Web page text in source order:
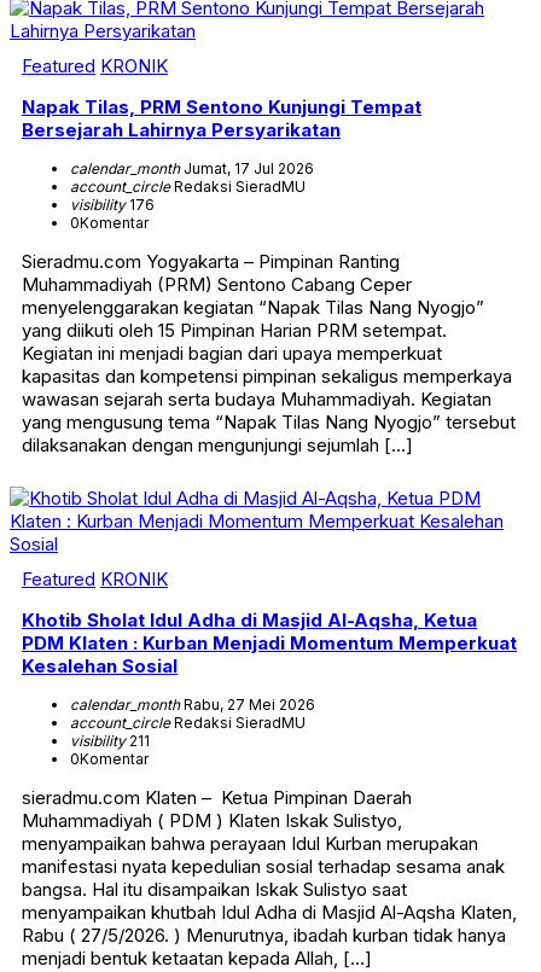
Featured KRONIK
Napak Tilas, PRM Sentono Kunjungi Tempat
Bersejarah Lahirnya Persyarikatan
calendar_monthJumat, 17 Jul 2026
account_circleRedaksi SieradMU
visibility176
0Komentar
Sieradmu.com Yogyakarta – Pimpinan Ranting
Muhammadiyah (PRM) Sentono Cabang Ceper
menyelenggarakan kegiatan “Napak Tilas Nang Nyogjo”
yang diikuti oleh 15 Pimpinan Harian PRM setempat.
Kegiatan ini menjadi bagian dari upaya memperkuat
kapasitas dan kompetensi pimpinan sekaligus memperkaya
wawasan sejarah serta budaya Muhammadiyah. Kegiatan
yang mengusung tema “Napak Tilas Nang Nyogjo” tersebut
dilaksanakan dengan mengunjungi sejumlah […]
Featured KRONIK
Khotib Sholat Idul Adha di Masjid Al-Aqsha, Ketua
PDM Klaten : Kurban Menjadi Momentum Memperkuat
Kesalehan Sosial
calendar_monthRabu, 27 Mei 2026
account_circleRedaksi SieradMU
visibility211
0Komentar
sieradmu.com Klaten – Ketua Pimpinan Daerah
Muhammadiyah ( PDM ) Klaten Iskak Sulistyo,
menyampaikan bahwa perayaan Idul Kurban merupakan
manifestasi nyata kepedulian sosial terhadap sesama anak
bangsa. Hal itu disampaikan Iskak Sulistyo saat
menyampaikan khutbah Idul Adha di Masjid Al-Aqsha Klaten,
Rabu ( 27/5/2026. ) Menurutnya, ibadah kurban tidak hanya
menjadi bentuk ketaatan kepada Allah, […]